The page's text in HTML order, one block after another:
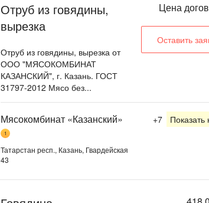
Отруб из говядины,
вырезка
Отруб из говядины, вырезка от
ООО "МЯСОКОМБИНАТ
КАЗАНСКИЙ", г. Казань. ГОСТ
31797-2012 Мясо без...
Цена
Оставить
Мясокомбинат «Казанский»
1
Татарстан респ., Казань, Гвардейская
43
+7